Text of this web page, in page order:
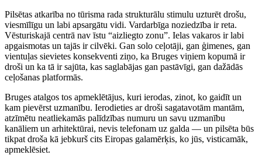
Pilsētas atkarība no tūrisma rada strukturālu stimulu uzturēt drošu,
viesmīlīgu un labi apsargātu vidi. Vardarbīga noziedzība ir reta.
Vēsturiskajā centrā nav īstu “aizliegto zonu”. Ielas vakaros ir labi
apgaismotas un tajās ir cilvēki. Gan solo ceļotāji, gan ģimenes, gan
vientuļas sievietes konsekventi ziņo, ka Bruges viņiem kopumā ir
droši un ka tā ir sajūta, kas saglabājas gan pastāvīgi, gan dažādās
ceļošanas platformās.
Bruges atalgos tos apmeklētājus, kuri ierodas, zinot, ko gaidīt un
kam pievērst uzmanību. Ierodieties ar droši sagatavotām mantām,
atzīmētu neatliekamās palīdzības numuru un savu uzmanību
kanāliem un arhitektūrai, nevis telefonam uz galda — un pilsēta būs
tikpat droša kā jebkurš cits Eiropas galamērķis, ko jūs, visticamāk,
apmeklēsiet.